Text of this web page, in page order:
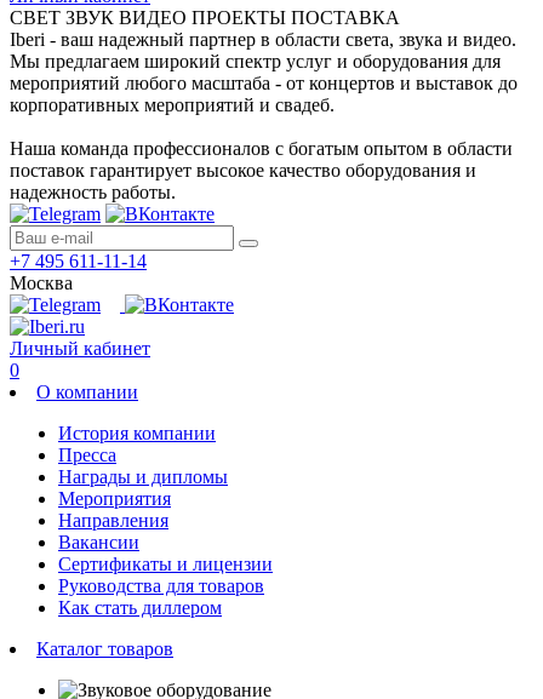
СВЕТ ЗВУК ВИДЕО ПРОЕКТЫ ПОСТАВКА
Iberi - ваш надежный партнер в области света, звука и видео.
Мы предлагаем широкий спектр услуг и оборудования для
мероприятий любого масштаба - от концертов и выставок до
корпоративных мероприятий и свадеб.
Наша команда профессионалов с богатым опытом в области
поставок гарантирует высокое качество оборудования и
надежность работы.
+7 495 611-11-14
Москва
Личный кабинет
0
О компании
История компании
Пресса
Награды и дипломы
Мероприятия
Направления
Вакансии
Сертификаты и лицензии
Руководства для товаров
Как стать диллером
Каталог товаров